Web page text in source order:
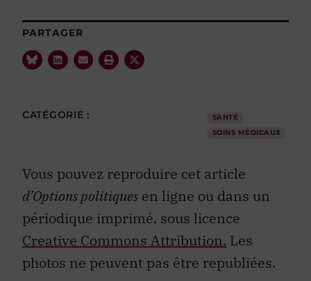
PARTAGER
CATÉGORIE :
SANTÉ
SOINS MÉDICAUX
Vous pouvez reproduire cet article
d’Options politiques en ligne ou dans un
périodique imprimé, sous licence
Creative Commons Attribution. Les
photos ne peuvent pas être republiées.